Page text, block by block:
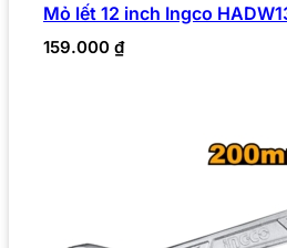
Mỏ lết 12 inch Ingco
159.000 ₫